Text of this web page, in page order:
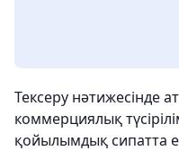
Тексеру нәтижесінде
коммерциялық
қойылымдық сипатта